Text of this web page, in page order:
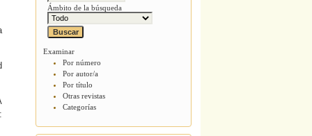
Ámbito de la búsqueda
Examinar
Por número
Por autor/a
Por título
Otras revistas
Categorías